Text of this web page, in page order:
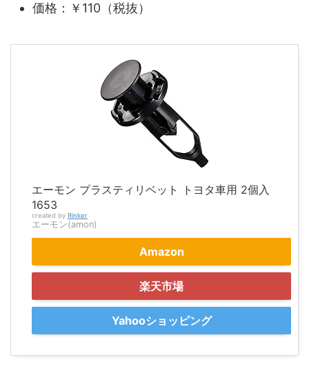
価格：￥110（税抜）
エーモン プラスティリベット トヨタ車用 2個入
1653
created by Rinker
エーモン(amon)
Amazon
楽天市場
Yahooショッピング